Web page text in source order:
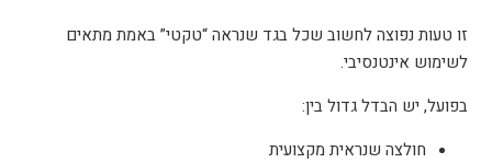
זו טעות נפוצה לחשוב שכל בגד שנראה “טקטי” באמת מתאים
לשימוש אינטנסיבי.
בפועל, יש הבדל גדול בין:
חולצה שנראית מקצועית